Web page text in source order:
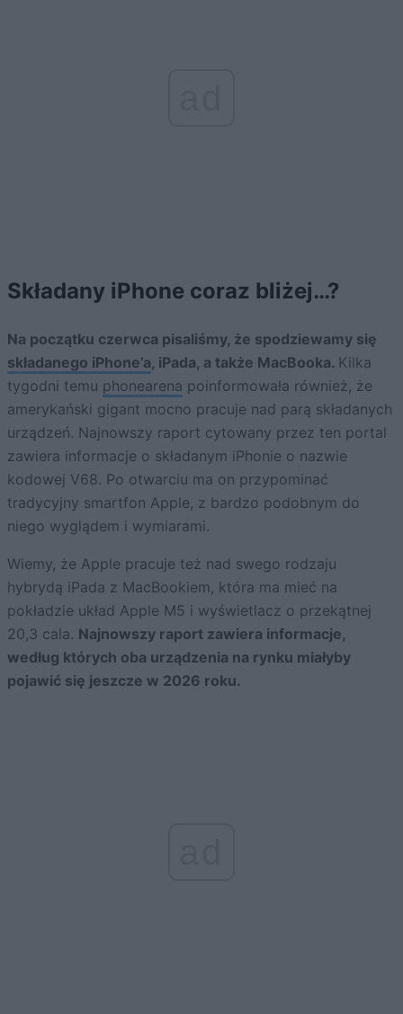
Składany iPhone coraz bliżej…?
Na początku czerwca pisaliśmy, że spodziewamy się
składanego iPhone’a, iPada, a także MacBooka. Kilka
tygodni temu phonearena poinformowała również, że
amerykański gigant mocno pracuje nad parą składanych
urządzeń. Najnowszy raport cytowany przez ten portal
zawiera informacje o składanym iPhonie o nazwie
kodowej V68. Po otwarciu ma on przypominać
tradycyjny smartfon Apple, z bardzo podobnym do
niego wyglądem i wymiarami.
Wiemy, że Apple pracuje też nad swego rodzaju
hybrydą iPada z MacBookiem, która ma mieć na
pokładzie układ Apple M5 i wyświetlacz o przekątnej
20,3 cala. Najnowszy raport zawiera informacje,
według których oba urządzenia na rynku miałyby
pojawić się jeszcze w 2026 roku.